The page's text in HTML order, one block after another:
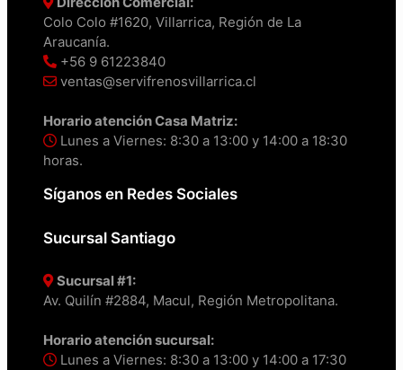
Colo Colo #1620, Villarrica, Región de La
Araucanía.
+56 9 61223840
ventas@servifrenosvillarrica.cl
Horario atención Casa Matriz:
Lunes a Viernes: 8:30 a 13:00 y 14:00 a 18:30
horas.
Síganos en Redes Sociales
Sucursal Santiago
Sucursal #1:
Av. Quilín #2884, Macul, Región Metropolitana.
Horario atención sucursal:
Lunes a Viernes: 8:30 a 13:00 y 14:00 a 17:30